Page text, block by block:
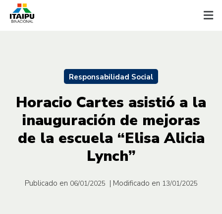
Responsabilidad Social
Horacio Cartes asistió a la
inauguración de mejoras
de la escuela “Elisa Alicia
Lynch”
Publicado en 06/01/2025 | Modificado en 13/01/2025